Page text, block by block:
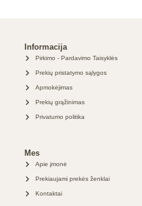
Informacija
Pirkimo - Pardavimo Taisyklės
Prekių pristatymo sąlygos
Apmokėjimas
Prekių grąžinimas
Privatumo politika
Mes
Apie įmonė
Prekiaujami prekės ženklai
Kontaktai